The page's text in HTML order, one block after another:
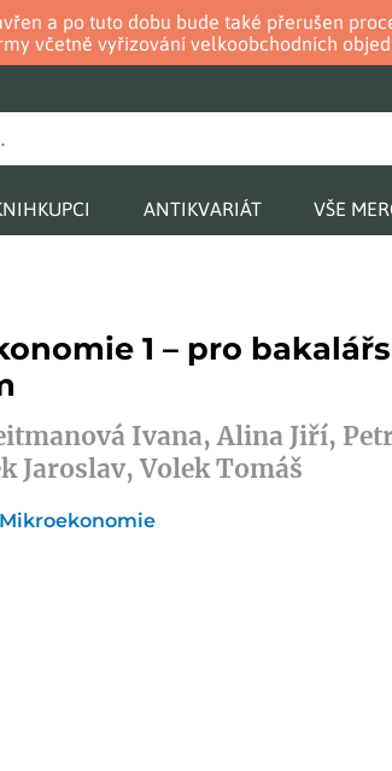
a po tuto dobu bude také přerušen
včetně vyřizování velkoobchodních
ANTIKVARIÁT VŠE
1 – pro
Ivana, Alina Jiří,
Jaroslav, Volek Tomáš